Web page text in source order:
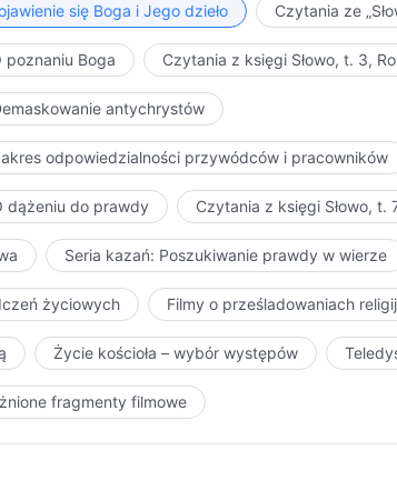
się Boga i Jego dzieło Czytania ze
poznaniu Boga Czytania z księgi Słowo, t. 3,
antychrystów
odpowiedzialności przywódców i pracowników
dążeniu do prawdy Czytania z księgi Słowo, t.
Seria kazań: Poszukiwanie prawdy w wierze
życiowych Filmy o prześladowaniach
Życie kościoła – wybór występów
fragmenty filmowe